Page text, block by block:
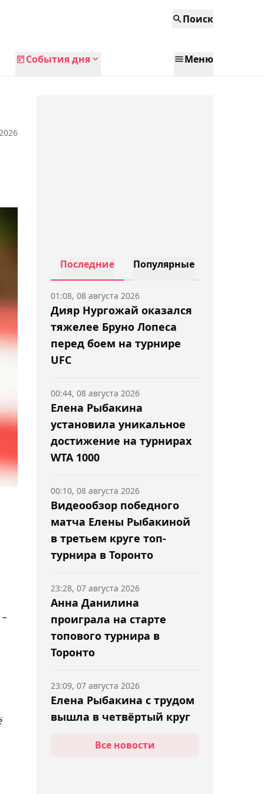
Поиск
События дня Меню
Последние Популярные
Дияр Нургожай оказался
тяжелее Бруно Лопеса
перед боем на турнире
UFC
01:08, 08 августа 2026
Елена Рыбакина
установила уникальное
достижение на турнирах
WTA 1000
00:44, 08 августа 2026
Видеообзор победного
матча Елены Рыбакиной
в третьем круге топ-
турнира в Торонто
00:10, 08 августа 2026
Анна Данилина
проиграла на старте
топового турнира в
Торонто
23:28, 07 августа 2026
Елена Рыбакина с трудом
вышла в четвёртый круг
23:09, 07 августа 2026
Все новости